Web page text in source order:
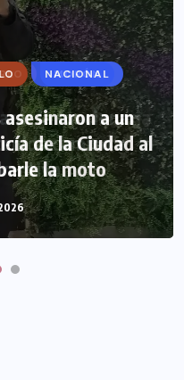
NACIONAL
a un
de la Ciudad al
la moto
MORÓN
la funcionaria
camino a